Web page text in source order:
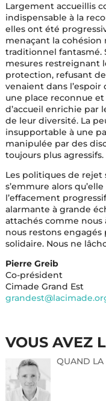
Largement accueillis
indispensable à la
elles ont été
menaçant la cohésion
traditionnel fantasmé.
mesures restreignant
protection, refusant
venaient dans
une place reconnue
d’accueil enrichie par
de leur diversité. La
insupportable à une
manipulée par des
toujours plus agressifs.
Les politiques de rejet
s’emmure alors
l’effacement
alarmante à grande
attachés comme nous
nous restons
solidaire. Nous ne
Pierre Greib
Co-président
Cimade Grand Est
VOUS AVEZ
QUAND LA